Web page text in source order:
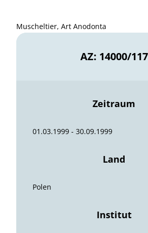
Muscheltier, Art Anodonta
AZ: 14000/117
Zeitraum
01.03.1999 - 30.09.1999
Land
Polen
Institut